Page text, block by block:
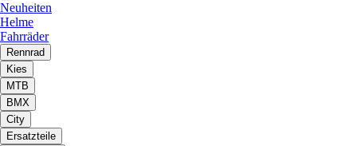
Neuheiten
Helme
Fahrräder
Rennrad
Kies
MTB
BMX
City
Ersatzteile